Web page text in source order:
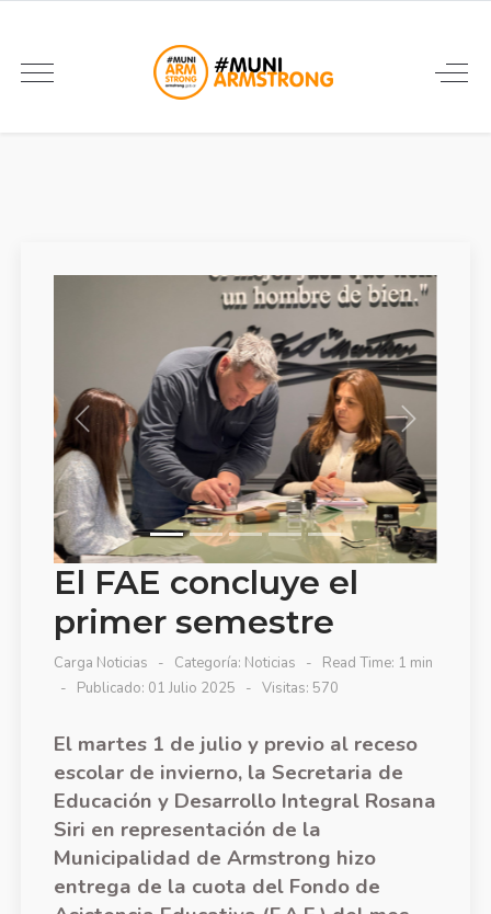
El FAE concluye el
primer semestre
Carga Noticias Categoría: Noticias
Read Time: 1 min
Publicado: 01 Julio 2025
Visitas: 570
El martes 1 de julio y previo al receso
escolar de invierno, la Secretaria de
Educación y Desarrollo Integral Rosana
Siri en representación de la
Municipalidad de Armstrong hizo
entrega de la cuota del Fondo de